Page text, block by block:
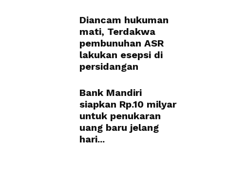
Diancam hukuman
mati, Terdakwa
pembunuhan ASR
lakukan esepsi di
persidangan
Bank Mandiri
siapkan Rp.10 milyar
untuk penukaran
uang baru jelang
hari...